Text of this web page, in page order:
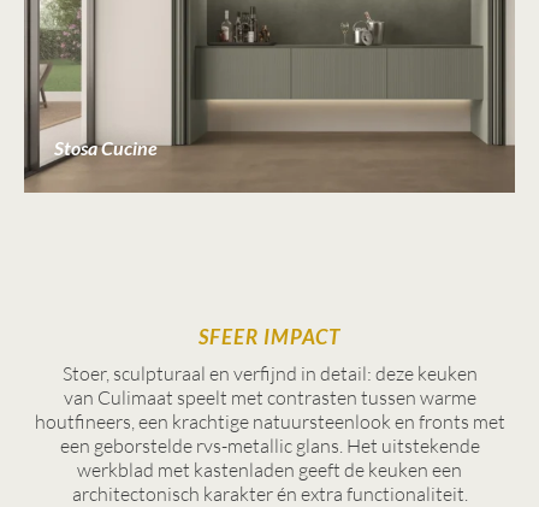
Stosa Cucine
SFEER IMPACT
Stoer, sculpturaal en verfijnd in detail: deze keuken
van Culimaat speelt met contrasten tussen warme
houtfineers, een krachtige natuursteenlook en fronts met
een geborstelde rvs-metallic glans. Het uitstekende
werkblad met kastenladen geeft de keuken een
architectonisch karakter én extra functionaliteit.